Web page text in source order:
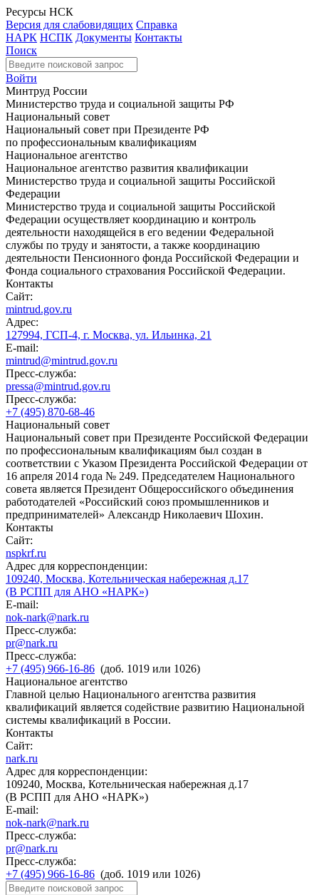
Ресурсы НСК
Версия для слабовидящих Справка
НАРК НСПК Документы Контакты
Поиск
Войти
Минтруд России
Министерство труда и социальной защиты РФ
Национальный совет
Национальный совет при Президенте РФ
по профессиональным квалификациям
Национальное агентство
Национальное агентство развития квалификации
Министерство труда и социальной защиты Российской
Федерации
Министерство труда и социальной защиты Российской
Федерации осуществляет координацию и контроль
деятельности находящейся в его ведении Федеральной
службы по труду и занятости, а также координацию
деятельности Пенсионного фонда Российской Федерации и
Фонда социального страхования Российской Федерации.
Контакты
Сайт:
mintrud.gov.ru
Адрес:
127994, ГСП-4, г. Москва, ул. Ильинка, 21
E-mail:
mintrud@mintrud.gov.ru
Пресс-служба:
pressa@mintrud.gov.ru
Пресс-служба:
+7 (495) 870-68-46
Национальный совет
Национальный совет при Президенте Российской Федерации
по профессиональным квалификациям был создан в
соответствии с Указом Президента Российской Федерации от
16 апреля 2014 года № 249. Председателем Национального
совета является Президент Общероссийского объединения
работодателей «Российский союз промышленников и
предпринимателей» Александр Николаевич Шохин.
Контакты
Сайт:
nspkrf.ru
Адрес для корреспонденции:
109240, Москва, Котельническая набережная д.17
(В РСПП для АНО «НАРК»)
E-mail:
nok-nark@nark.ru
Пресс-служба:
pr@nark.ru
Пресс-служба:
+7 (495) 966-16-86 (доб. 1019 или 1026)
Национальное агентство
Главной целью Национального агентства развития
квалификаций является содействие развитию Национальной
системы квалификаций в России.
Контакты
Сайт:
nark.ru
Адрес для корреспонденции:
109240, Москва, Котельническая набережная д.17
(В РСПП для АНО «НАРК»)
E-mail:
nok-nark@nark.ru
Пресс-служба:
pr@nark.ru
Пресс-служба:
+7 (495) 966-16-86 (доб. 1019 или 1026)